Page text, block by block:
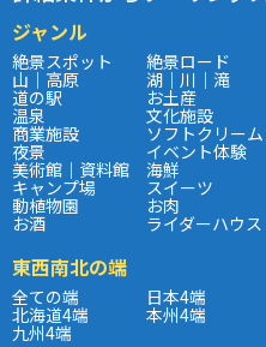
ジャンル
絶景スポット 絶景ロード
山｜高原 湖｜川｜滝
道の駅 お土産
温泉 文化施設
商業施設 ソフトクリーム
夜景 イベント体験
美術館｜資料館 海鮮
キャンプ場 スイーツ
動植物園 お肉
お酒 ライダーハウス
東西南北の端
全ての端 日本4端
北海道4端 本州4端
九州4端